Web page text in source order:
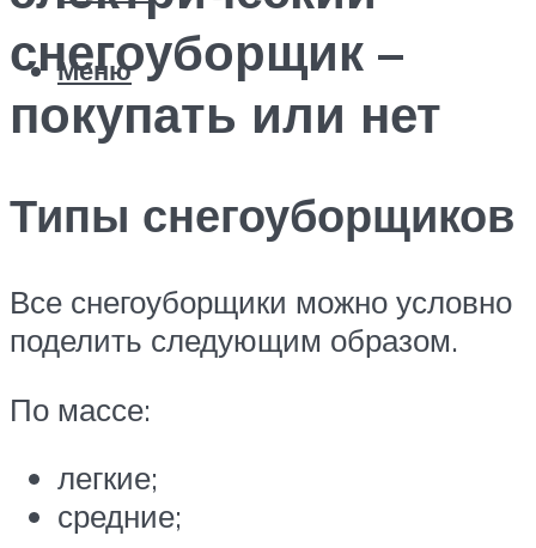
Меню
снегоуборщик –
покупать или нет
Типы снегоуборщиков
Все снегоуборщики можно условно
поделить следующим образом.
По массе:
легкие;
средние;